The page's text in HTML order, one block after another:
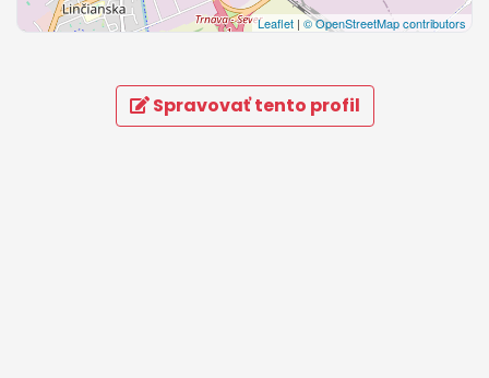
Leaflet | © OpenStreetMap contributors
Spravovať tento profil